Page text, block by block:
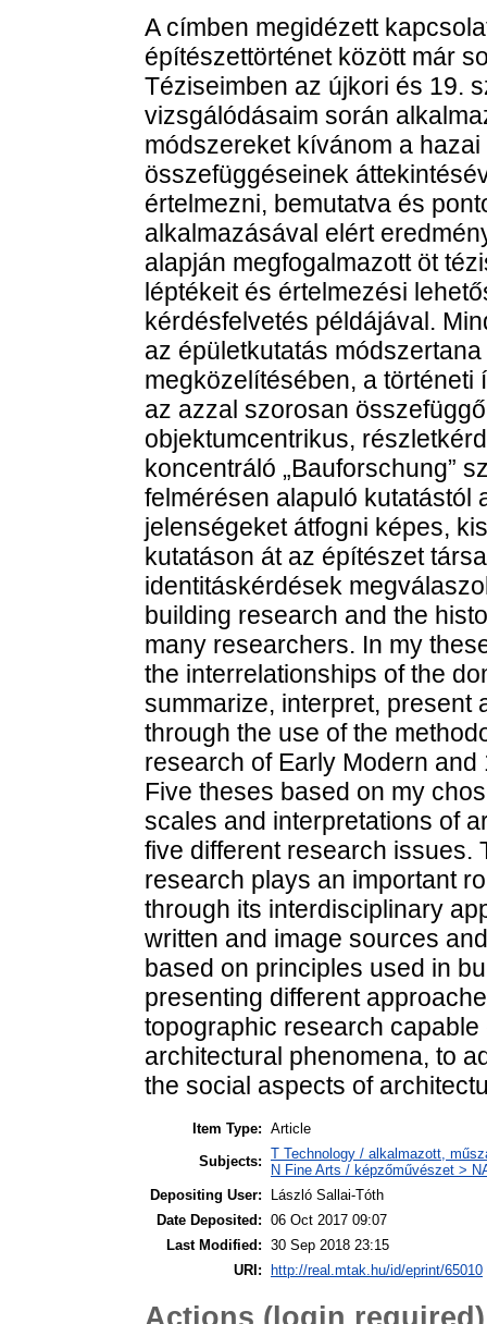
A címben megidézett
építészettörténet között már
Téziseimben az újkori és 19.
vizsgálódásaim során
módszereket kívánom a
összefüggéseinek
értelmezni, bemutatva és
alkalmazásával elért
alapján megfogalmazott öt
léptékeit és értelmezési
kérdésfelvetés példájával.
az épületkutatás
megközelítésében, a
az azzal szorosan
objektumcentrikus,
koncentráló „Bauforschung”
felmérésen alapuló kutatástól
jelenségeket átfogni képes,
kutatáson át az építészet
identitáskérdések
building research and the
many researchers. In my
the interrelationships of the
summarize, interpret, present
through the use of the
research of Early Modern
Five theses based on my
scales and interpretations of
five different research issues.
research plays an important
through its interdisciplinary
written and image sources
based on principles used in
presenting different
topographic research
architectural phenomena, to
the social aspects of
Item Type: Article
Subjects: T Technology / alkalmazott,
N Fine Arts / képzőművészet >
Depositing User:
László Sallai-Tóth
Date Deposited: 06 Oct 2017 09:07
Last Modified: 30 Sep 2018 23:15
URI:
http://real.mtak.hu/id/eprint/65010
Actions (login required)